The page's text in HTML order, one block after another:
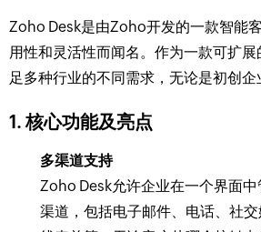
Zoho Desk是由Zoho开发的一款智能
用性和灵活性而闻名。作为一款可扩
足多种行业的不同需求，无论是初创企
1. 核心功能及亮点
多渠道支持
Zoho Desk允许企业在一个界面
渠道，包括电子邮件、电话、社